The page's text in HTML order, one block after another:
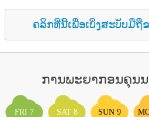
ຄລິກທີ່ນີ້ເພື່ອເບິ່ງສະບັບມືຖື
ການພະຍາກອນຄຸນ
FRI 7 SAT 8 SUN 9